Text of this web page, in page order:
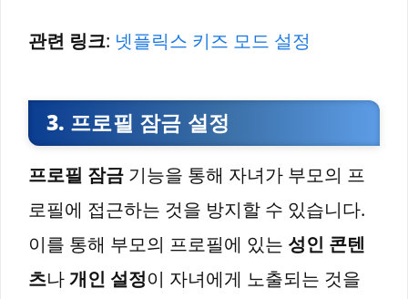
관련 링크: 넷플릭스 키즈 모드 설정
3. 프로필 잠금 설정
프로필 잠금 기능을 통해 자녀가 부모의 프
로필에 접근하는 것을 방지할 수 있습니다.
이를 통해 부모의 프로필에 있는 성인 콘텐
츠나개인 설정이 자녀에게 노출되는 것을